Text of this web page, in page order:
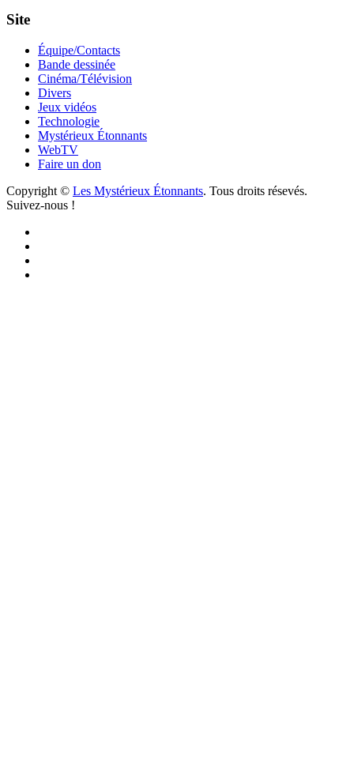
Site
Équipe/Contacts
Bande dessinée
Cinéma/Télévision
Divers
Jeux vidéos
Technologie
Mystérieux Étonnants
WebTV
Faire un don
Copyright © Les Mystérieux Étonnants. Tous droits résevés.
Suivez-nous !